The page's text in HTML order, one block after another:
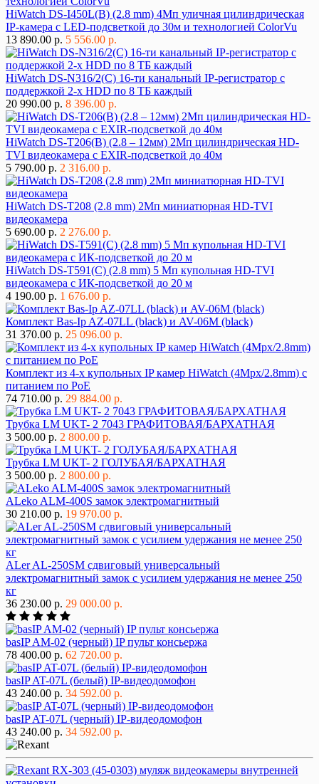
HiWatch DS-I450L(B) (2.8 mm) 4Мп уличная цилиндрическая
IP-камера с LED-подсветкой до 30м и технологией ColorVu
13 890.00 р. 5 556.00 р.
HiWatch DS-N316/2(C) 16-ти канальный IP-регистратор с
поддержкой 2-х HDD по 8 ТБ каждый
20 990.00 р. 8 396.00 р.
HiWatch DS-T206(B) (2.8 – 12мм) 2Мп цилиндрическая HD-
TVI видеокамера с EXIR-подсветкой до 40м
5 790.00 р. 2 316.00 р.
HiWatch DS-T208 (2.8 mm) 2Мп миниатюрная HD-TVI
видеокамера
5 690.00 р. 2 276.00 р.
HiWatch DS-T591(C) (2.8 mm) 5 Мп купольная HD-TVI
видеокамера с ИК-подсветкой до 20 м
4 190.00 р. 1 676.00 р.
Комплект Bas-Ip AZ-07LL (black) и AV-06M (black)
31 370.00 р. 25 096.00 р.
Комплект из 4-х купольных IP камер HiWatch (4Mpx/2.8mm) с
питанием по PoE
74 710.00 р. 29 884.00 р.
Трубка LM UKT- 2 7043 ГРАФИТОВАЯ/БАРХАТНАЯ
3 500.00 р. 2 800.00 р.
Трубка LM UKT- 2 ГОЛУБАЯ/БАРХАТНАЯ
3 500.00 р. 2 800.00 р.
ALeko ALM-400S замок электромагнитный
30 210.00 р. 19 970.00 р.
ALer AL-250SM сдвиговый универсальный
электромагнитный замок с усилием удержания не менее 250
кг
36 230.00 р. 29 000.00 р.
basIP AM-02 (черный) IP пульт консьержа
78 400.00 р. 62 720.00 р.
basIP AT-07L (белый) IP-видеодомофон
43 240.00 р. 34 592.00 р.
basIP AT-07L (черный) IP-видеодомофон
43 240.00 р. 34 592.00 р.